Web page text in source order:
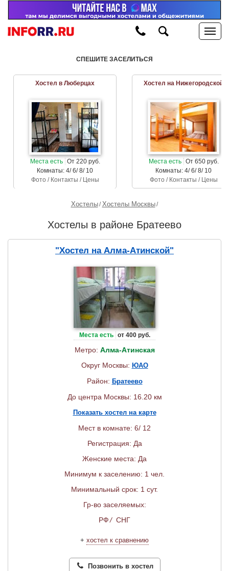
СПЕШИТЕ ЗАСЕЛИТЬСЯ
Хостел в Люберцах
Места есть От 220 руб.
Комнаты: 4/ 6/ 8/ 10
Фото / Контакты / Цены
Хостел на Нижегородской
Места есть От 650 руб.
Комнаты: 4/ 6/ 8/ 10
Фото / Контакты / Цены
Хостелы Хостелы Москвы
Хостелы в районе Братеево
"Хостел на Алма-Атинской"
Места есть от 400 руб.
Метро: Алма-Атинская
Округ Москвы: ЮАО
Район: Братеево
До центра Москвы: 16.20 км
Показать хостел на карте
Мест в комнате: 6/ 12
Регистрация: Да
Женские места: Да
Минимум к заселению: 1 чел.
Минимальный срок: 1 сут.
Гр-во заселяемых:
РФ/ СНГ
+ хостел к сравнению
Позвонить в хостел